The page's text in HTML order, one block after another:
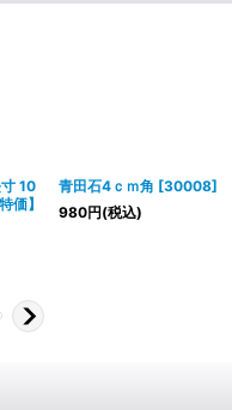
10
価】
青田石4ｃｍ角 [30008]
980円(税込)